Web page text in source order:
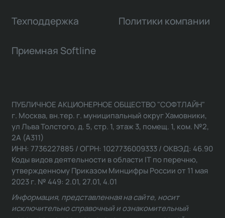
Техподдержка Политики компании
Приемная Softline
ПУБЛИЧНОЕ АКЦИОНЕРНОЕ ОБЩЕСТВО "СОФТЛАЙН"
г. Москва, вн.тер. г. муниципальный округ Хамовники,
ул Льва Толстого, д. 5, стр. 1, этаж 3, помещ. 1, ком. №2,
2А (А311)
ИНН: 7736227885 / ОГРН: 1027736009333 / ОКВЭД: 46.90
Коды видов деятельности в области IT по перечню,
утвержденному Приказом Минцифры России от 11 мая
2023 г. № 449: 2.01, 27.01, 4.01
Информация, представленная на сайте, носит
исключительно справочный и ознакомительный